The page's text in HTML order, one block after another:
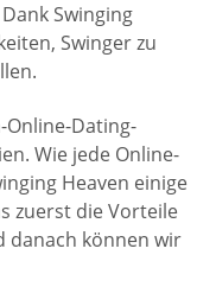
Swinging
Swinger zu
Online-Dating-
Wie jede Online-
Heaven einige
zuerst die Vorteile
danach können wir